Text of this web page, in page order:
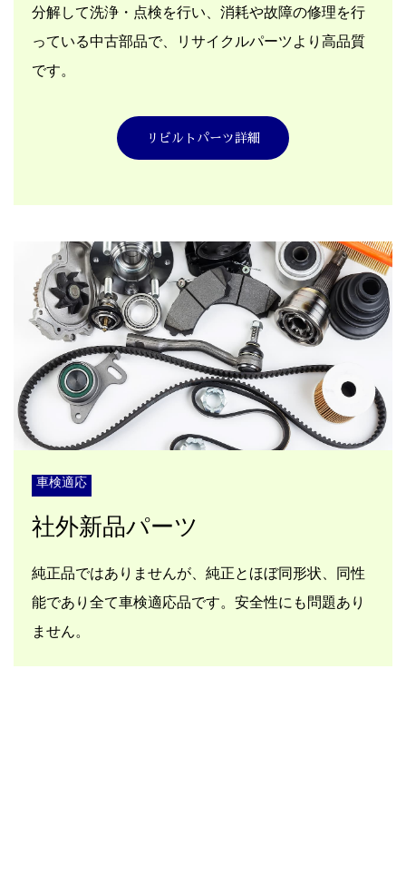
分解して洗浄・点検を行い、消耗や故障の修理を行
っている中古部品で、リサイクルパーツより高品質
です。
リビルトパーツ詳細
車検適応
社外新品パーツ
純正品ではありませんが、純正とほぼ同形状、同性
能であり全て車検適応品です。安全性にも問題あり
ません。